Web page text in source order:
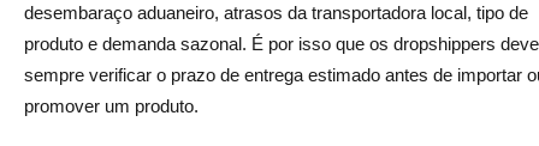
Veredito Final: Qual Método de Envio do AliExpress
Você Deve Usar?
AliExpress Standard Shipping vs ePacket vs Premium
desembaraço aduaneiro, atrasos da transportadora local, tipo de
produto e demanda sazonal. É por isso que os dropshippers
sempre verificar o prazo de entrega estimado antes de importar
promover um produto.